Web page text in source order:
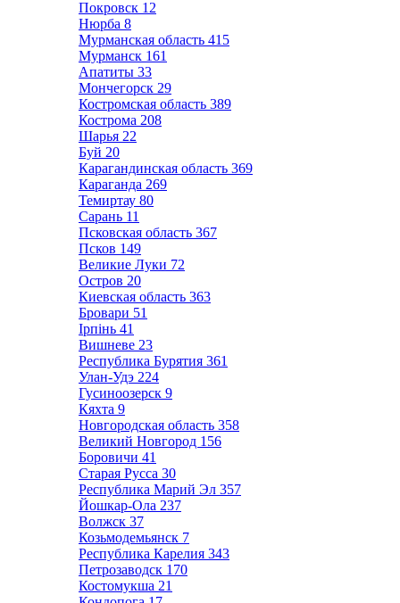
Покровск 12
Нюрба 8
Мурманская область 415
Мурманск 161
Апатиты 33
Мончегорск 29
Костромская область 389
Кострома 208
Шарья 22
Буй 20
Карагандинская область 369
Караганда 269
Темиртау 80
Сарань 11
Псковская область 367
Псков 149
Великие Луки 72
Остров 20
Киевская область 363
Бровари 51
Ірпінь 41
Вишневе 23
Республика Бурятия 361
Улан-Удэ 224
Гусиноозерск 9
Кяхта 9
Новгородская область 358
Великий Новгород 156
Боровичи 41
Старая Русса 30
Республика Марий Эл 357
Йошкар-Ола 237
Волжск 37
Козьмодемьянск 7
Республика Карелия 343
Петрозаводск 170
Костомукша 21